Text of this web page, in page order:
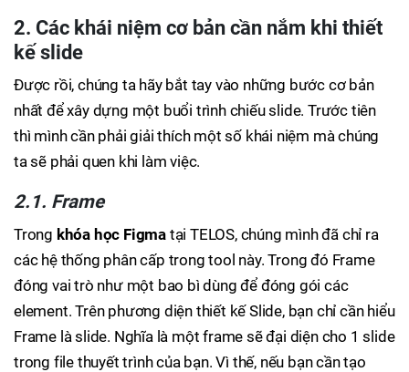
2. Các khái niệm cơ bản cần nắm khi thiết
kế slide
Được rồi, chúng ta hãy bắt tay vào những bước cơ bản
nhất để xây dựng một buổi trình chiếu slide. Trước tiên
thì mình cần phải giải thích một số khái niệm mà chúng
ta sẽ phải quen khi làm việc.
2.1. Frame
Trong khóa học Figma tại TELOS, chúng mình đã chỉ ra
các hệ thống phân cấp trong tool này. Trong đó Frame
đóng vai trò như một bao bì dùng để đóng gói các
element. Trên phương diện thiết kế Slide, bạn chỉ cần hiểu
Frame là slide. Nghĩa là một frame sẽ đại diện cho 1 slide
trong file thuyết trình của bạn. Vì thế, nếu bạn cần tạo